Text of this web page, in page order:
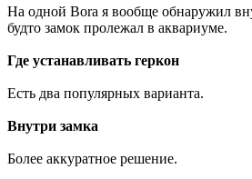
На одной Bora я вообще обнаружил
будто замок пролежал в аквариуме.
Где устанавливать геркон
Есть два популярных варианта.
Внутри замка
Более аккуратное решение.